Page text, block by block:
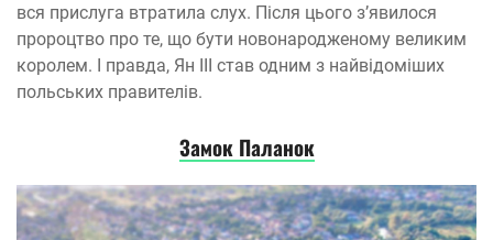
вся прислуга втратила слух. Після цього з’явилося
пророцтво про те, що бути новонародженому великим
королем. І правда, Ян III став одним з найвідоміших
польських правителів.
Замок Паланок